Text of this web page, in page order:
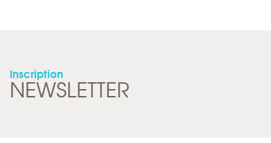
Inscription
NEWSLETTER